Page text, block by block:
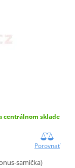
centrálnom sklade
Porovnať
samička)